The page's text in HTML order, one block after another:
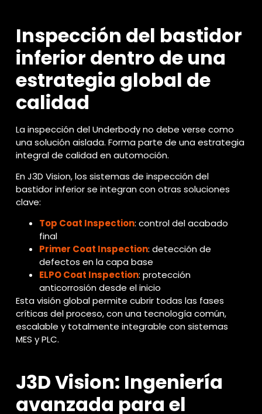
Inspección del bastidor
inferior dentro de una
estrategia global de
calidad
La inspección del Underbody no debe verse como
una solución aislada. Forma parte de una estrategia
integral de calidad en automoción.
En J3D Vision, los sistemas de inspección del
bastidor inferior se integran con otras soluciones
clave:
Top Coat Inspection: control del acabado
final
Primer Coat Inspection: detección de
defectos en la capa base
ELPO Coat Inspection: protección
anticorrosión desde el inicio
Esta visión global permite cubrir todas las fases
críticas del proceso, con una tecnología común,
escalable y totalmente integrable con sistemas
MES y PLC.
J3D Vision: Ingeniería
avanzada para el